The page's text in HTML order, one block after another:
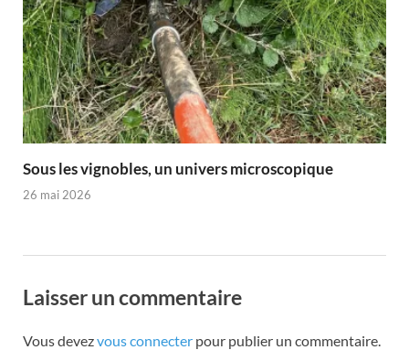
Sous les vignobles, un univers microscopique
26 mai 2026
Laisser un commentaire
Vous devezvous connecter pour publier un commentaire.